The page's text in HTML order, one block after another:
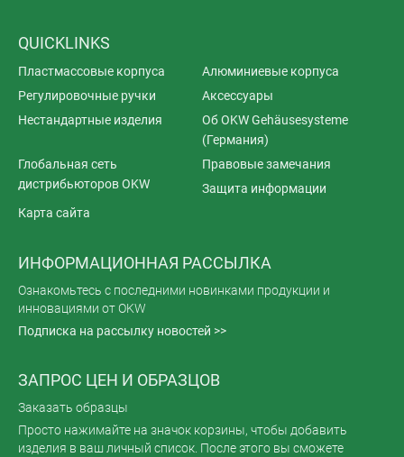
QUICKLINKS
Пластмассовые корпуса
Алюминиевые корпуса
Регулировочные ручки
Аксессуары
Нестандартные изделия
Об OKW Gehäusesysteme
(Германия)
Глобальная сеть
дистрибьюторов OKW
Правовые замечания
Защита информации
Карта сайта
ИНФОРМАЦИОННАЯ РАССЫЛКА
Ознакомьтесь с последними новинками продукции и
инновациями от OKW
Подписка на рассылку новостей >>
ЗАПРОС ЦЕН И ОБРАЗЦОВ
Заказать образцы
Просто нажимайте на значок корзины, чтобы добавить
изделия в ваш личный список. После этого вы сможете